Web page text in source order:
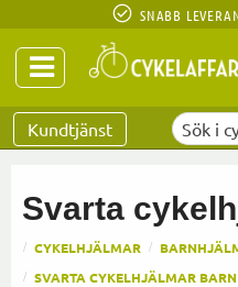
SNABB
Kundtjänst
Svarta
CYKELHJÄLMAR
SVARTA CYKELHJÄLMAR BARN